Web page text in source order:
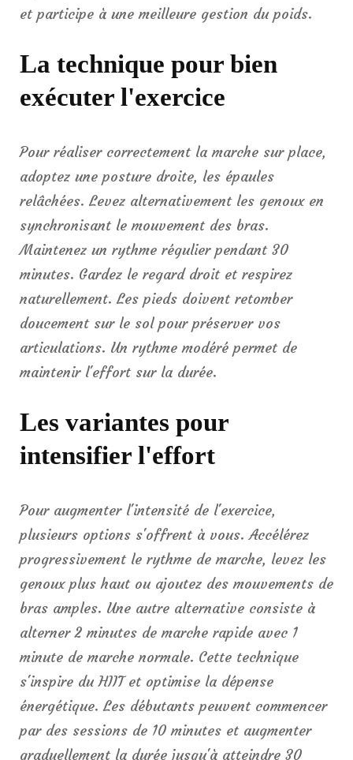
et participe à une meilleure gestion du poids.
La technique pour bien
exécuter l'exercice
Pour réaliser correctement la marche sur place,
adoptez une posture droite, les épaules
relâchées. Levez alternativement les genoux en
synchronisant le mouvement des bras.
Maintenez un rythme régulier pendant 30
minutes. Gardez le regard droit et respirez
naturellement. Les pieds doivent retomber
doucement sur le sol pour préserver vos
articulations. Un rythme modéré permet de
maintenir l'effort sur la durée.
Les variantes pour
intensifier l'effort
Pour augmenter l'intensité de l'exercice,
plusieurs options s'offrent à vous. Accélérez
progressivement le rythme de marche, levez les
genoux plus haut ou ajoutez des mouvements de
bras amples. Une autre alternative consiste à
alterner 2 minutes de marche rapide avec 1
minute de marche normale. Cette technique
s'inspire du HIIT et optimise la dépense
énergétique. Les débutants peuvent commencer
par des sessions de 10 minutes et augmenter
graduellement la durée jusqu'à atteindre 30